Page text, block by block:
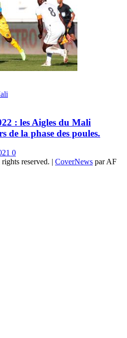
: les Aigles du Mali
de la phase des poules.
0
reserved. | CoverNews par AF